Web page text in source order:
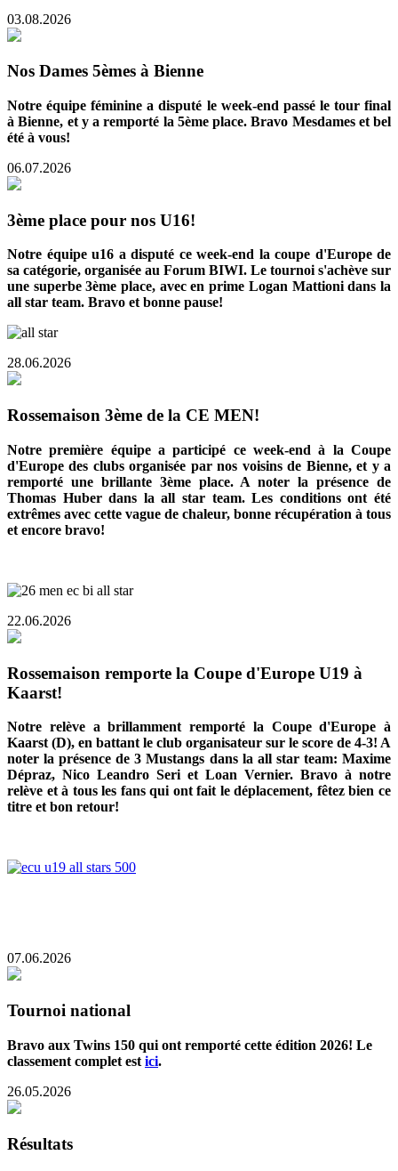
03.08.2026
Nos Dames 5èmes à Bienne
Notre équipe féminine a disputé le week-end passé le tour final
à Bienne, et y a remporté la 5ème place. Bravo Mesdames et bel
été à vous!
06.07.2026
3ème place pour nos U16!
Notre équipe u16 a disputé ce week-end la coupe d'Europe de
sa catégorie, organisée au Forum BIWI. Le tournoi s'achève sur
une superbe 3ème place, avec en prime Logan Mattioni dans la
all star team. Bravo et bonne pause!
28.06.2026
Rossemaison 3ème de la CE MEN!
Notre première équipe a participé ce week-end à la Coupe
d'Europe des clubs organisée par nos voisins de Bienne, et y a
remporté une brillante 3ème place. A noter la présence de
Thomas Huber dans la all star team. Les conditions ont été
extrêmes avec cette vague de chaleur, bonne récupération à tous
et encore bravo!
22.06.2026
Rossemaison remporte la Coupe d'Europe U19 à
Kaarst!
Notre relève a brillamment remporté la Coupe d'Europe à
Kaarst (D), en battant le club organisateur sur le score de 4-3! A
noter la présence de 3 Mustangs dans la all star team: Maxime
Dépraz, Nico Leandro Seri et Loan Vernier. Bravo à notre
relève et à tous les fans qui ont fait le déplacement, fêtez bien ce
titre et bon retour!
07.06.2026
Tournoi national
Bravo aux Twins 150 qui ont remporté cette édition 2026! Le
classement complet est ici.
26.05.2026
Résultats